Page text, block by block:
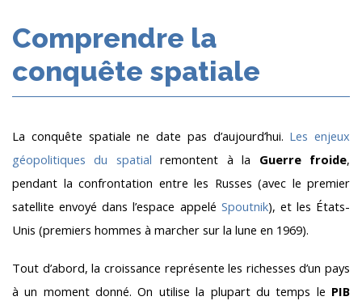
Comprendre la
conquête spatiale
La conquête spatiale ne date pas d’aujourd’hui. Les enjeux
géopolitiques du spatial remontent à la Guerre froide,
pendant la confrontation entre les Russes (avec le premier
satellite envoyé dans l’espace appelé Spoutnik), et les États-
Unis (premiers hommes à marcher sur la lune en 1969).
Tout d’abord, la croissance représente les richesses d’un pays
à un moment donné. On utilise la plupart du temps le PIB